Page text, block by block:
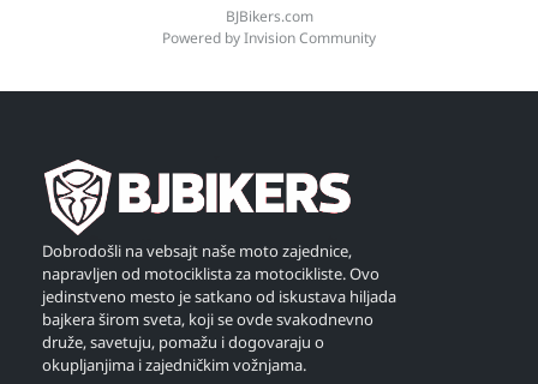
BJBikers.com
Powered by Invision Community
Dobrodošli na vebsajt naše moto zajednice,
napravljen od motociklista za motocikliste. Ovo
jedinstveno mesto je satkano od iskustava hiljada
bajkera širom sveta, koji se ovde svakodnevno
druže, savetuju, pomažu i dogovaraju o
okupljanjima i zajedničkim vožnjama.